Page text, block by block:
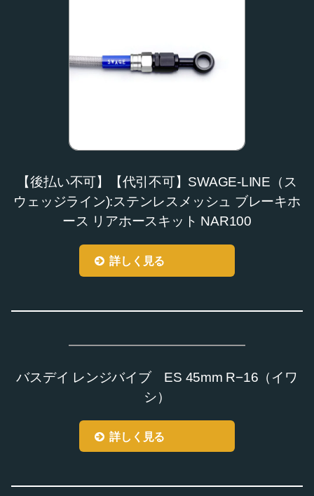
【後払い不可】【代引不可】SWAGE-LINE（ス
ウェッジライン):ステンレスメッシュ ブレーキホ
ース リアホースキット NAR100
詳しく見る
バスデイ レンジバイブ ES 45mm R−16（イワ
シ）
詳しく見る